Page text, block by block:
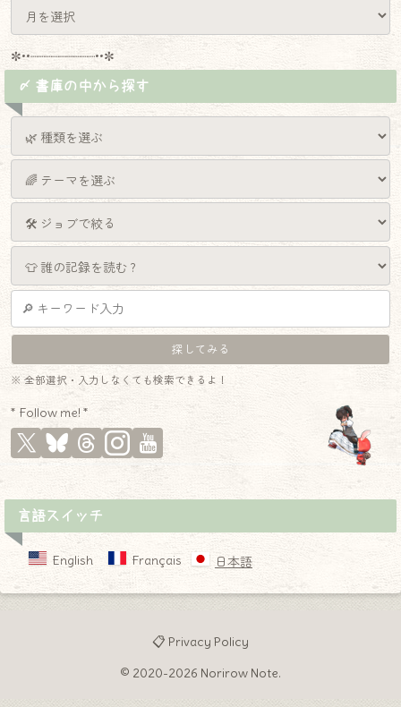
✼••┈┈┈┈┈┈┈┈┈••✼
〆 書庫の中から探す
※ 全部選択・入力しなくても検索できるよ！
* Follow me! *
言語スイッチ
English Français 日本語
📋 Privacy Policy
© 2020-2026 Norirow Note.